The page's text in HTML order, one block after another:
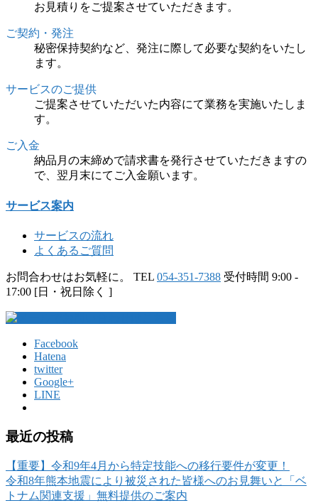
お見積りをご提案させていただきます。
ご契約・発注
秘密保持契約など、発注に際して必要な契約をいたし
ます。
サービスのご提供
ご提案させていただいた内容にて業務を実施いたしま
す。
ご入金
納品月の末締めで請求書を発行させていただきますの
で、翌月末にてご入金願います。
サービス案内
サービスの流れ
よくあるご質問
お問合わせはお気軽に。 TEL 054-351-7388 受付時間 9:00 -
17:00 [日・祝日除く ]
Facebook
Hatena
twitter
Google+
LINE
最近の投稿
【重要】令和9年4月から特定技能への移行要件が変更！
令和8年熊本地震により被災された皆様へのお見舞いと「ベ
トナム関連支援」無料提供のご案内